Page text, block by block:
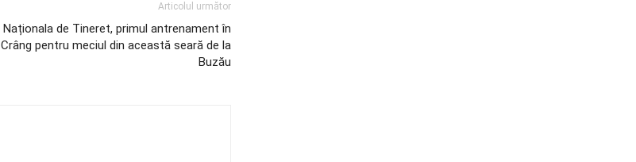
Articolul următor
Naționala de Tineret, primul antrenament în
Crâng pentru meciul din această seară de la
Buzău